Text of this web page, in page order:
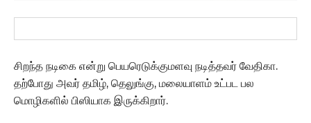
சிறந்த நடிகை என்று பெயரெடுக்குமளவு நடித்தவர் வேதிகா.
தற்போது அவர் தமிழ், தெலுங்கு, மலையாளம் உட்பட பல
மொழிகளில் பிஸியாக இருக்கிறார்.